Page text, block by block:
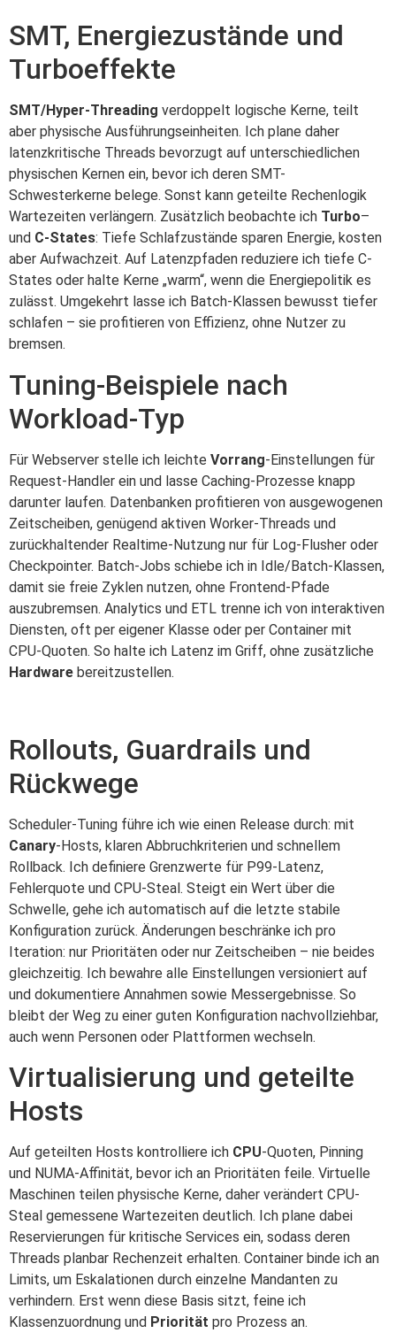
SMT, Energiezustände und
Turboeffekte
SMT/Hyper-Threading verdoppelt logische Kerne, teilt
aber physische Ausführungseinheiten. Ich plane daher
latenzkritische Threads bevorzugt auf unterschiedlichen
physischen Kernen ein, bevor ich deren SMT-
Schwesterkerne belege. Sonst kann geteilte Rechenlogik
Wartezeiten verlängern. Zusätzlich beobachte ich Turbo–
und C-States: Tiefe Schlafzustände sparen Energie, kosten
aber Aufwachzeit. Auf Latenzpfaden reduziere ich tiefe C-
States oder halte Kerne „warm“, wenn die Energiepolitik es
zulässt. Umgekehrt lasse ich Batch-Klassen bewusst tiefer
schlafen – sie profitieren von Effizienz, ohne Nutzer zu
bremsen.
Tuning-Beispiele nach
Workload-Typ
Für Webserver stelle ich leichte Vorrang-Einstellungen für
Request-Handler ein und lasse Caching-Prozesse knapp
darunter laufen. Datenbanken profitieren von ausgewogenen
Zeitscheiben, genügend aktiven Worker-Threads und
zurückhaltender Realtime-Nutzung nur für Log-Flusher oder
Checkpointer. Batch-Jobs schiebe ich in Idle/Batch-Klassen,
damit sie freie Zyklen nutzen, ohne Frontend-Pfade
auszubremsen. Analytics und ETL trenne ich von interaktiven
Diensten, oft per eigener Klasse oder per Container mit
CPU-Quoten. So halte ich Latenz im Griff, ohne zusätzliche
Hardware bereitzustellen.
Rollouts, Guardrails und
Rückwege
Scheduler-Tuning führe ich wie einen Release durch: mit
Canary-Hosts, klaren Abbruchkriterien und schnellem
Rollback. Ich definiere Grenzwerte für P99-Latenz,
Fehlerquote und CPU-Steal. Steigt ein Wert über die
Schwelle, gehe ich automatisch auf die letzte stabile
Konfiguration zurück. Änderungen beschränke ich pro
Iteration: nur Prioritäten oder nur Zeitscheiben – nie beides
gleichzeitig. Ich bewahre alle Einstellungen versioniert auf
und dokumentiere Annahmen sowie Messergebnisse. So
bleibt der Weg zu einer guten Konfiguration nachvollziehbar,
auch wenn Personen oder Plattformen wechseln.
Virtualisierung und geteilte
Hosts
Auf geteilten Hosts kontrolliere ich CPU-Quoten, Pinning
und NUMA-Affinität, bevor ich an Prioritäten feile. Virtuelle
Maschinen teilen physische Kerne, daher verändert CPU-
Steal gemessene Wartezeiten deutlich. Ich plane dabei
Reservierungen für kritische Services ein, sodass deren
Threads planbar Rechenzeit erhalten. Container binde ich an
Limits, um Eskalationen durch einzelne Mandanten zu
verhindern. Erst wenn diese Basis sitzt, feine ich
Klassenzuordnung und Priorität pro Prozess an.